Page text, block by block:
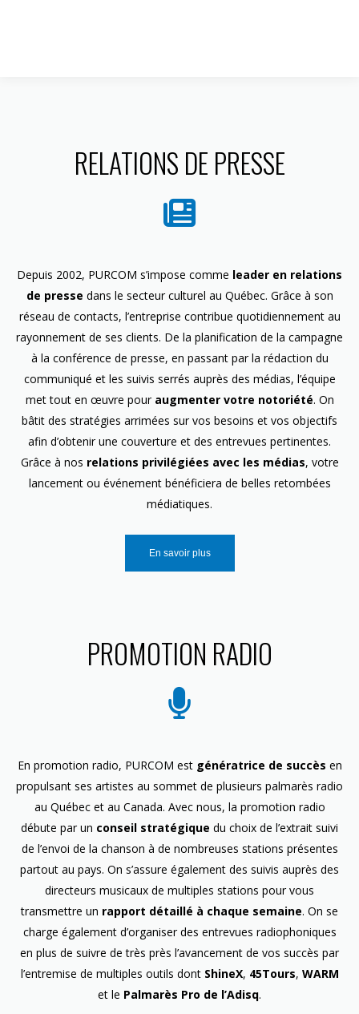
RELATIONS DE PRESSE
Depuis 2002, PURCOM s’impose comme leader en relations
de presse dans le secteur culturel au Québec. Grâce à son
réseau de contacts, l’entreprise contribue quotidiennement au
rayonnement de ses clients. De la planification de la campagne
à la conférence de presse, en passant par la rédaction du
communiqué et les suivis serrés auprès des médias, l’équipe
met tout en œuvre pour augmenter votre notoriété. On
bâtit des stratégies arrimées sur vos besoins et vos objectifs
afin d’obtenir une couverture et des entrevues pertinentes.
Grâce à nos relations privilégiées avec les médias, votre
lancement ou événement bénéficiera de belles retombées
médiatiques.
En savoir plus
PROMOTION RADIO
En promotion radio, PURCOM est génératrice de succès en
propulsant ses artistes au sommet de plusieurs palmarès radio
au Québec et au Canada. Avec nous, la promotion radio
débute par un conseil stratégique du choix de l’extrait suivi
de l’envoi de la chanson à de nombreuses stations présentes
partout au pays. On s’assure également des suivis auprès des
directeurs musicaux de multiples stations pour vous
transmettre un rapport détaillé à chaque semaine. On se
charge également d’organiser des entrevues radiophoniques
en plus de suivre de très près l’avancement de vos succès par
l’entremise de multiples outils dont ShineX, 45Tours, WARM
et le Palmarès Pro de l’Adisq.